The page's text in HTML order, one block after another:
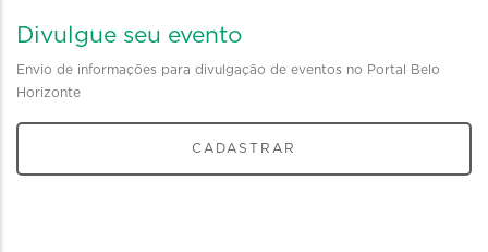
Divulgue seu evento
Envio de informações para divulgação de eventos no Portal Belo
Horizonte
CADASTRAR